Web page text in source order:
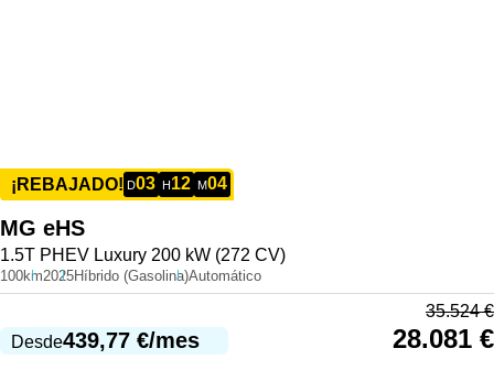
¡REBAJADO! D03 H 12 M04
MG eHS
1.5T PHEV Luxury 200 kW (272 CV)
100km2025Híbrido (Gasolina)Automático
Desde439,77 €/mes
35.524€
28.081 €